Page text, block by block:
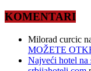
KOMENTARI
Milorad curcic
MOŽETE
Najveći hotel na